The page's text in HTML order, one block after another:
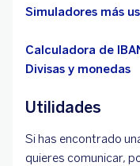
Simuladores más
Calculadora de
Divisas y monedas
Utilidades
Si has encontrado
quieres comunicar,